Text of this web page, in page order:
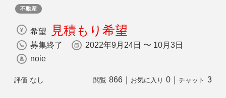
不動産
希望 見積もり希望
募集終了
2022年9月24日 〜 10月3日
noie
評価 なし 閲覧 866 お気に入り 0 チャット 3